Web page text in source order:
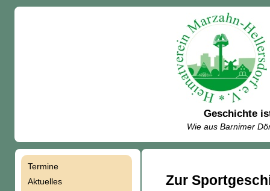
Geschichte
Wie aus Barnimer
Zur
Termine
Aktuelles